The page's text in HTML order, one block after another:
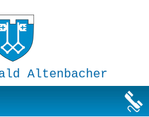
Altenbacher